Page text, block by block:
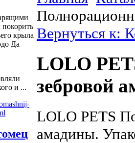
покорить
крыла
Да
и ...
Вернуться к:
LOLO
зебровой
LOLO PETS
амадины.